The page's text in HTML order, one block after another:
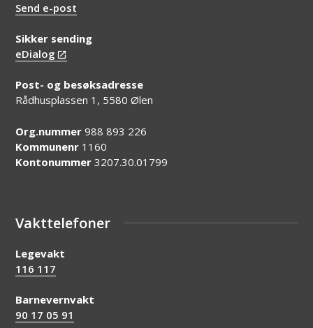
Send e-post
Sikker sending
eDialog
Post- og besøksadresse
Rådhusplassen 1, 5580 Ølen
Org.nummer988 893 226
Kommunenr 1160
Kontonummer3207.30.01799
Vakttelefoner
Legevakt
116 117
Barnevernvakt
90 17 05 91